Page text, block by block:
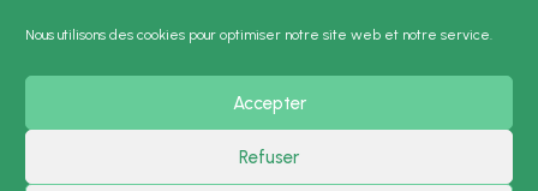
Nous utilisons des cookies pour optimiser notre site web et notre service.
Accepter
Refuser
Politique de Confidentialité
Mentions Légales
Presse
Contact